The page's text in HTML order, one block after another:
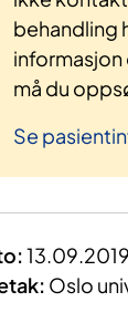
behandling
må du
Se
13.09.2019
Oslo